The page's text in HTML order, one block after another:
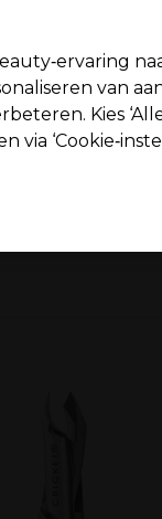
Haar Elektra
van
Kies